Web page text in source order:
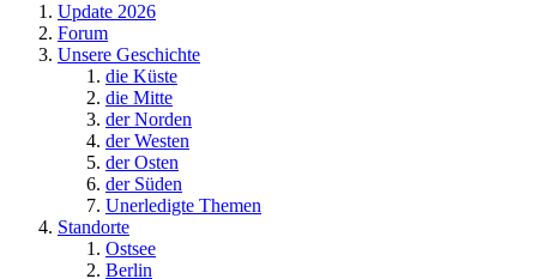
Update 2026
Forum
Unsere Geschichte
die Küste
die Mitte
der Norden
der Westen
der Osten
der Süden
Unerledigte Themen
Standorte
Ostsee
Berlin